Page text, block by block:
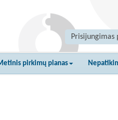
Prisijungimas
pirkimų planas